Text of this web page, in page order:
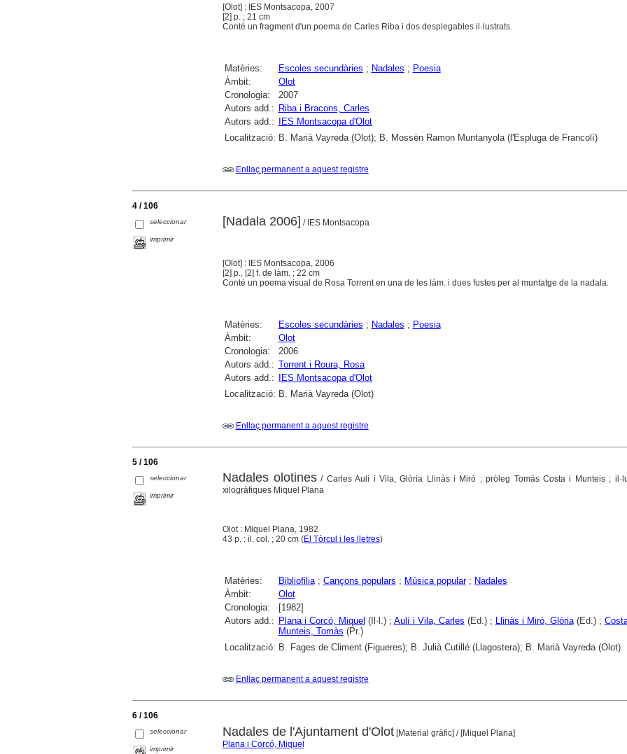
[Olot] : IES Montsacopa, 2007
[2] p. ; 21 cm
Conté un fragment d'un poema de Carles Riba i dos desplegables il·lustrats.
Matèries: Escoles secundàries ; Nadales ; Poesia
Àmbit:
Olot
Cronologia:
2007
Autors add.: Riba i Bracons, Carles
Autors add.:
IES Montsacopa d'Olot
Localització: B. Marià Vayreda (Olot); B. Mossèn Ramon Muntanyola (l'Espluga de Francolí)
Enllaç permanent a aquest registre
4 / 106
seleccionar
imprimir
[Nadala 2006] / IES Montsacopa
[Olot] : IES Montsacopa, 2006
[2] p., [2] f. de làm. ; 22 cm
Conté un poema visual de Rosa Torrent en una de les làm. i dues fustes per al muntatge de la nadala.
Matèries: Escoles secundàries ; Nadales ; Poesia
Àmbit:
Olot
Cronologia:
2006
Autors add.: Torrent i Roura, Rosa
Autors add.:
IES Montsacopa d'Olot
Localització: B. Marià Vayreda (Olot)
Enllaç permanent a aquest registre
5 / 106
seleccionar
imprimir
Nadales olotines/ Carles Aulí i Vila, Glòria Llinàs i Miró ; pròleg Tomás Costa i Munteis ;
xilogràfiques Miquel Plana
Olot : Miquel Plana, 1982
43 p. : il. col. ; 20 cm (El Tòrcul i les lletres)
Matèries: Bibliofilia; Cançons populars ; Música popular; Nadales
Àmbit:
Olot
Cronologia:
[1982]
Autors add.: Plana i Corcó, Miquel (Il·l.) ; Aulí i Vila, Carles (Ed.) ; Llinàs i Miró, Glòria(Ed.) ;
Munteis, Tomàs (Pr.)
Localització: B. Fages de Climent (Figueres); B. Julià Cutillé (Llagostera); B. Marià Vayreda (Olot)
Enllaç permanent a aquest registre
6 / 106
seleccionar
imprimir
Nadales de l'Ajuntament d'Olot[Material gràfic] / [Miquel Plana]
Plana i Corcó, Miquel